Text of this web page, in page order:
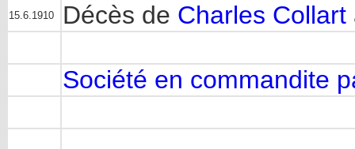
15.6.1910 Décès de Charles Collart
Société en commandite